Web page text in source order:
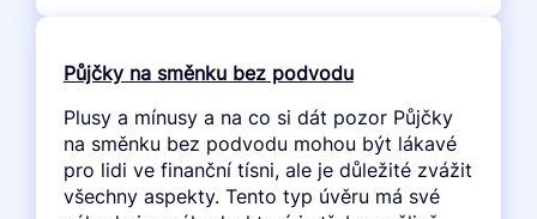
Půjčky na směnku bez podvodu
Plusy a mínusy a na co si dát pozor Půjčky
na směnku bez podvodu mohou být lákavé
pro lidi ve finanční tísni, ale je důležité zvážit
všechny aspekty. Tento typ úvěru má své